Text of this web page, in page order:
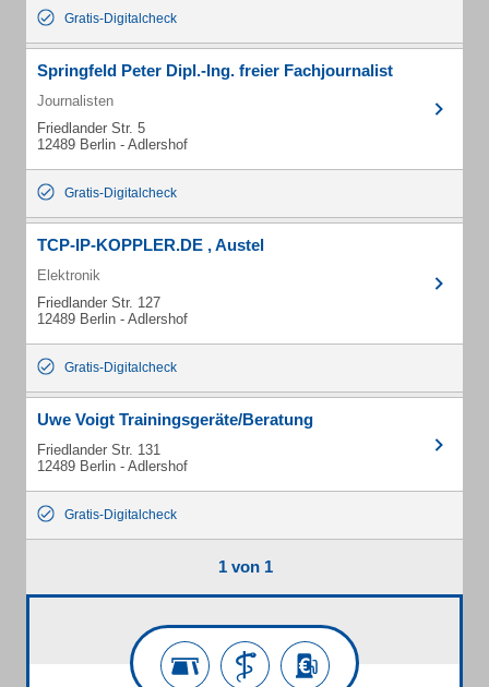
Gratis-Digitalcheck
Springfeld Peter Dipl.-Ing. freier Fachjournalist
Journalisten
Friedlander Str. 5
12489 Berlin - Adlershof
Gratis-Digitalcheck
TCP-IP-KOPPLER.DE , Austel
Elektronik
Friedlander Str. 127
12489 Berlin - Adlershof
Gratis-Digitalcheck
Uwe Voigt Trainingsgeräte/Beratung
Friedlander Str. 131
12489 Berlin - Adlershof
Gratis-Digitalcheck
1 von 1